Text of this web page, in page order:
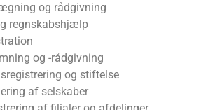
og rådgivning
regnskabshjælp
og -rådgivning
og stiftelse
af selskaber